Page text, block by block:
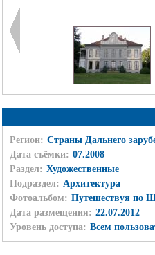
Регион: Страны Дальнего
Дата съёмки: 07.2008
Раздел: Художественные
Подраздел: Архитектура
Фотоальбом: Путешествуя по
Дата размещения: 22.07.2012
Уровень доступа: Всем